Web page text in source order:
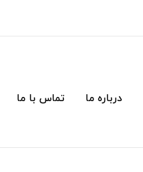
درباره ما تماس با ما